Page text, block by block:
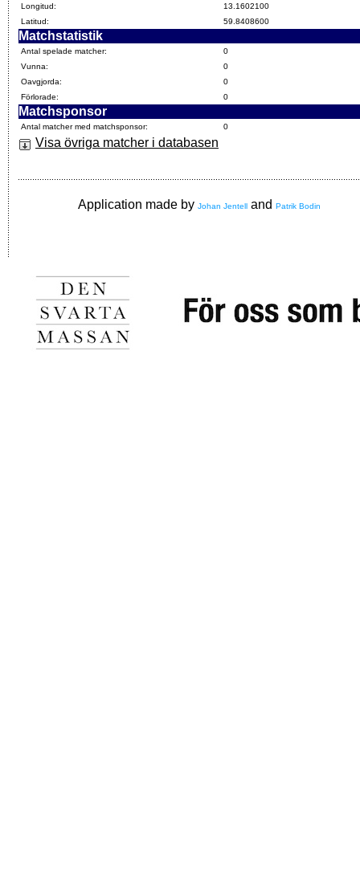
Longitud:
13.1602100
Latitud:
59.8408600
Matchstatistik
Antal spelade matcher:
0
Vunna:
0
Oavgjorda:
0
Förlorade:
0
Matchsponsor
Antal matcher med matchsponsor: 0
Visa övriga matcher i databasen
Application made by Johan Jentell and Patrik Bodin